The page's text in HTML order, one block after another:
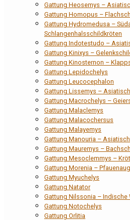
Gattung Heosemys –
Gattung Homopus –
Gattung Hydromedusa –
Schlangenhalsschildkröten
Gattung Indotestudo –
Gattung Kinixys –
Gattung Kinosternon –
Gattung Lepidochelys
Gattung Leucocephalon
Gattung Lissemys –
Gattung Macrochelys –
Gattung Malaclemys
Gattung Malacochersus
Gattung Malayemys
Gattung Manouria –
Gattung Mauremys –
Gattung Mesoclemmys –
Gattung Morenia –
Gattung Myuchelys
Gattung Natator
Gattung Nilssonia – Indische
Gattung Notochelys
Gattung Orlitia